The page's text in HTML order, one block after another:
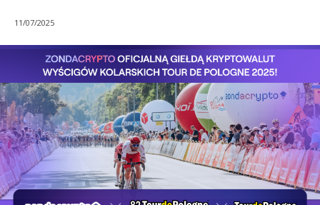
11/07/2025